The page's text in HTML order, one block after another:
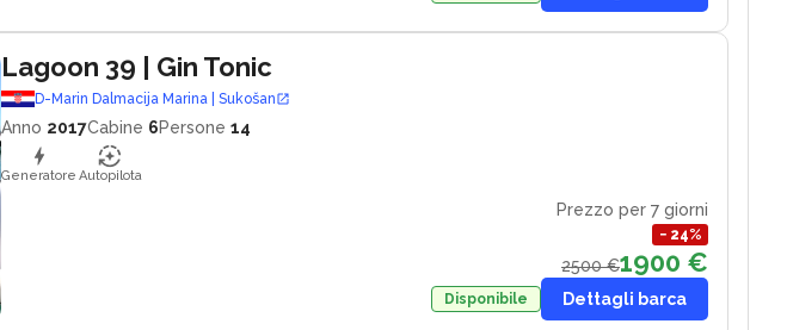
Lagoon 39 | Gin Tonic
D-Marin Dalmacija Marina | Sukošan
Anno 2017Cabine 6Persone 14
Generatore Autopilota
Prezzo per 7 giorni
− 24%
2500 €1900 €
Disponibile Dettagli barca